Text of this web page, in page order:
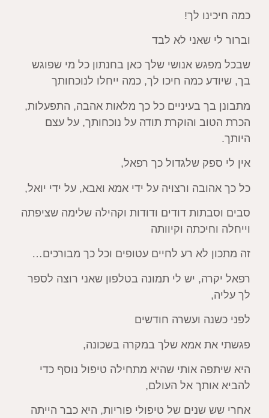
כמה חיכינו לך!
וברור לי שאני לא לבד
שבכל מפגש אנושי שלך כאן בחנתון כל מי שפוגש
בך, שיודע כמה חיכו לך, כמה ייחלו לנוכחותך
מתבונן בך בעיניים כל כך מלאות אהבה, התפעלות,
הכרת הטוב והוקרת תודה על נוכחותך, על עצם
היותך.
אין לי ספק שלגדול כך רפאל,
כל כך אהובה ורצויה על ידי אמא ואבא, על ידי יואל,
סבים וסבתות דודים ודודות וקהילה שלימה שציפתה
וייחלה וחיכתה וקיוותה
זה מתכון לא רע לחיים עטופים וכל כך מבורכים…
רפאל יקרה, יש לי תמונה בטלפון שאני רוצה לספר
לך עליה,
לפני כשנה ועשרה חודשים
פגשתי את אמא שלך במקרה בשכונה,
היא שיתפה אותי שהיא מתחילה טיפול נוסף כדי
להביא אותך אל העולם,
אחרי שש שנים של טיפולי פוריות, היא כבר הייתה